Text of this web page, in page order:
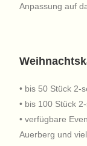
Anpassung auf
• bis 50 Stück 2-
• bis 100 Stück
• verfügbare
Auerberg und